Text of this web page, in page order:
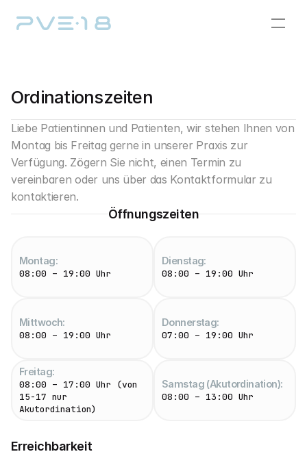
Ordinationszeiten
Liebe Patientinnen und Patienten, wir stehen Ihnen von
Montag bis Freitag gerne in unserer Praxis zur
Verfügung. Zögern Sie nicht, einen Termin zu
vereinbaren oder uns über das Kontaktformular zu
kontaktieren.
Öffnungszeiten
Montag:
08:00 – 19:00 Uhr
Dienstag:
08:00 – 19:00 Uhr
Mittwoch:
08:00 – 19:00 Uhr
Donnerstag:
07:00 – 19:00 Uhr
Freitag:
08:00 – 17:00 Uhr (von
15-17 nur
Akutordination)
Samstag (Akutordination):
08:00 – 13:00 Uhr
Erreichbarkeit
Team
Ordination
Nützliches
Kontakt
Aktuelles & Medien
Karriere